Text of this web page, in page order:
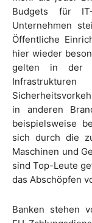
Budgets für
Unternehmen
Öffentliche
hier wieder
gelten in der
in anderen
beispielsweise
sich durch die
Maschinen und
sind Top-Leute
das Abschöpfen
Banken stehen